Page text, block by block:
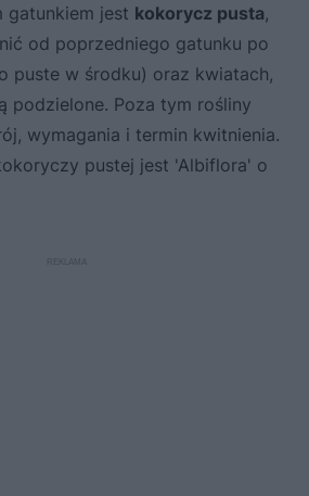
gatunkiem jest kokorycz pusta,
od poprzedniego gatunku po
puste w środku) oraz kwiatach,
podzielone. Poza tym rośliny
wymagania i termin kwitnienia.
pustej jest 'Albiflora' o